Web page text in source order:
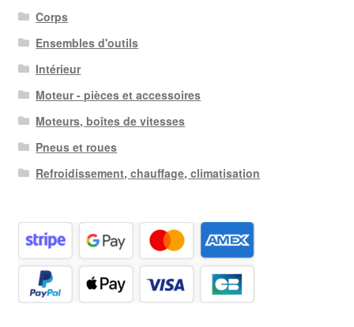
Corps
Ensembles d'outils
Intérieur
Moteur - pièces et accessoires
Moteurs, boîtes de vitesses
Pneus et roues
Refroidissement, chauffage, climatisation